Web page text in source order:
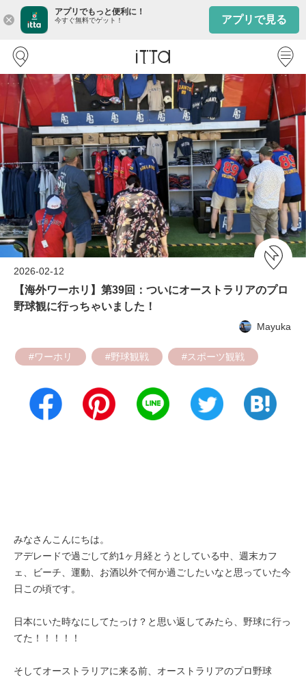
close
アプリでもっと便利に！
今すぐ無料でゲット！ アプリで見る
2026-02-12
【海外ワーホリ】第39回：ついにオーストラリアのプロ
野球観に行っちゃいました！
Mayuka
#ワーホリ #野球観戦 #スポーツ観戦
みなさんこんにちは。
アデレードで過ごして約1ヶ月経とうとしている中、週末カフ
ェ、ビーチ、運動、お酒以外で何か過ごしたいなと思っていた今
日この頃です。
日本にいた時なにしてたっけ？と思い返してみたら、野球に行っ
てた！！！！！
そしてオーストラリアに来る前、オーストラリアのプロ野球